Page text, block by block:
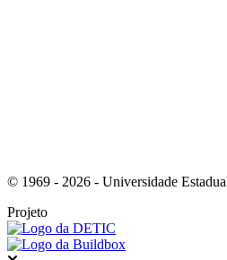
© 1969 - 2026 - Universidade
Projeto